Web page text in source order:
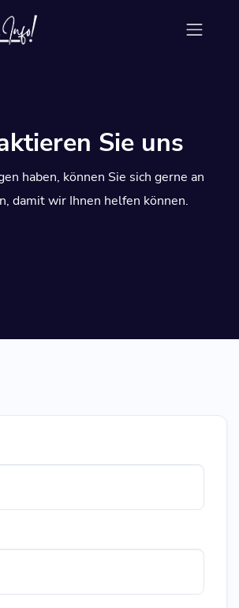
Sie uns
haben, können Sie sich gerne an
damit wir Ihnen helfen können.